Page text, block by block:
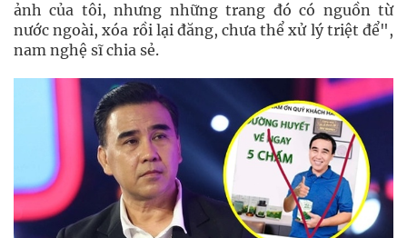
ảnh của tôi, nhưng những trang đó có nguồn từ
nước ngoài, xóa rồi lại đăng, chưa thể xử lý triệt để",
nam nghệ sĩ chia sẻ.